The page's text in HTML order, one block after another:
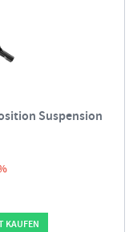
Suspension
KAUFEN